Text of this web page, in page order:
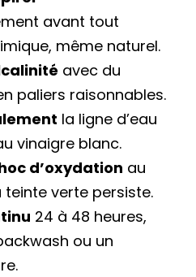
avant tout
même naturel.
avec du
paliers raisonnables.
la ligne d’eau
vinaigre blanc.
d’oxydation au
teinte verte persiste.
24 à 48 heures,
ou un